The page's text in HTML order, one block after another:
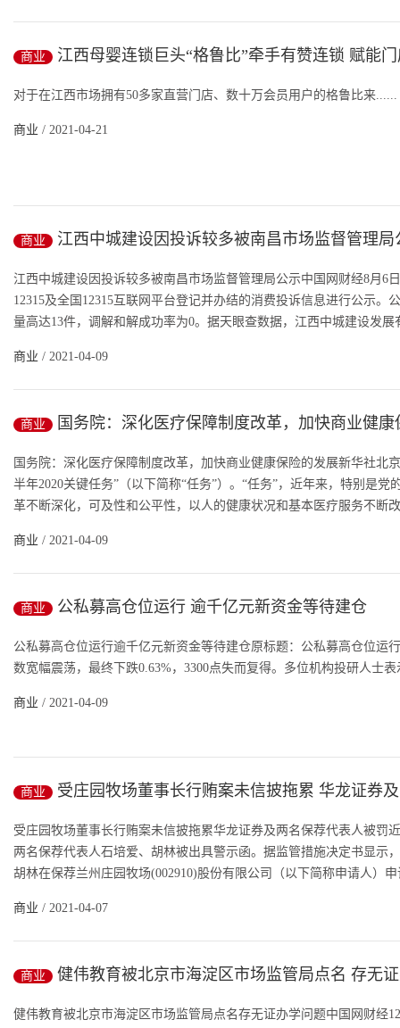
商业
江西母婴连锁巨头“格鲁比”牵手有赞连锁 赋能
升级
对于在江西市场拥有50多家直营门店、数十万会员用户的格鲁比来......
商业 / 2021-04-21
商业 江西中城建设因投诉较多被南昌市场监督管理局
江西中城建设因投诉较多被南昌市场监督管理局公示中国网财经8月6
12315及全国12315互联网平台登记并办结的消费投诉信息进行公示
量高达13件，调解和解成功率为0。据天眼查数据，江西中城建设发展
商业 / 2021-04-09
商业
国务院：深化医疗保障制度改革，加快商业健康
展
国务院：深化医疗保障制度改革，加快商业健康保险的发展新华社北
半年2020关键任务”（以下简称“任务”）。“任务”，近年来，特别是
革不断深化，可及性和公平性，以人的健康状况和基本医疗服务不断
商业 / 2021-04-09
商业 公私募高仓位运行 逾千亿元新资金等待建仓
公私募高仓位运行逾千亿元新资金等待建仓原标题：公私募高仓位运
数宽幅震荡，最终下跌0.63%，3300点失而复得。多位机构投研人士
商业 / 2021-04-09
商业
受庄园牧场董事长行贿案未信披拖累 华龙证券
代表人被罚
受庄园牧场董事长行贿案未信披拖累华龙证券及两名保荐代表人被罚
两名保荐代表人石培爱、胡林被出具警示函。据监管措施决定书显示
胡林在保荐兰州庄园牧场(002910)股份有限公司（以下简称申请人）
商业 / 2021-04-07
商业 健伟教育被北京市海淀区市场监管局点名 存无
健伟教育被北京市海淀区市场监管局点名存无证办学问题中国网财经